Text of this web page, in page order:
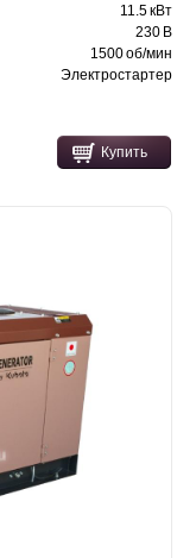
11.5 кВт
230 В
1500 об/мин
Электростартер
Купить